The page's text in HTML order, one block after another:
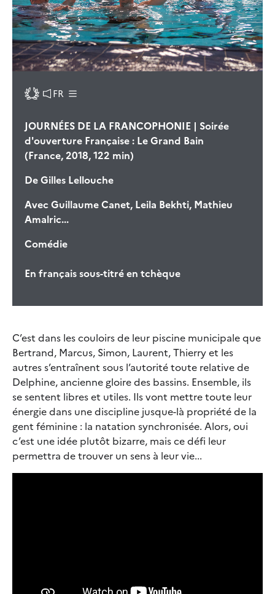
FR
JOURNÉES DE LA FRANCOPHONIE | Soirée
d'ouverture Française : Le Grand Bain
(France, 2018, 122 min)
DeGilles Lellouche
AvecGuillaume Canet, Leila Bekhti, Mathieu
Amalric...
Comédie
En français sous-titré en tchèque
C’est dans les couloirs de leur piscine municipale que
Bertrand, Marcus, Simon, Laurent, Thierry et les
autres s’entraînent sous l’autorité toute relative de
Delphine, ancienne gloire des bassins. Ensemble, ils
se sentent libres et utiles. Ils vont mettre toute leur
énergie dans une discipline jusque-là propriété de la
gent féminine : la natation synchronisée. Alors, oui
c’est une idée plutôt bizarre, mais ce défi leur
permettra de trouver un sens à leur vie...